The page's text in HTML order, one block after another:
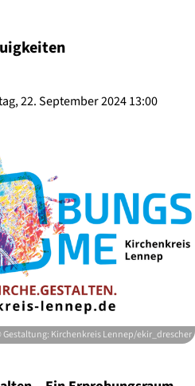
22. September 2024 13:00
Kirchenkreis Lennep/ekir_drescher